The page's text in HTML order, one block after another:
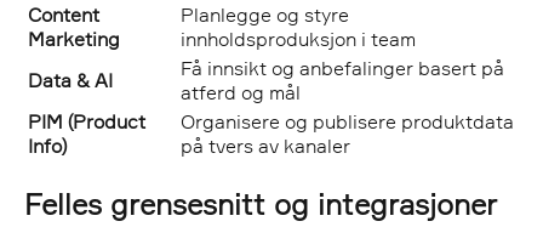
Content
Marketing
Planlegge og styre
innholdsproduksjon i team
Data & AI
Få innsikt og anbefalinger basert på
atferd og mål
PIM (Product
Info)
Organisere og publisere produktdata
på tvers av kanaler
Felles grensesnitt og integrasjoner